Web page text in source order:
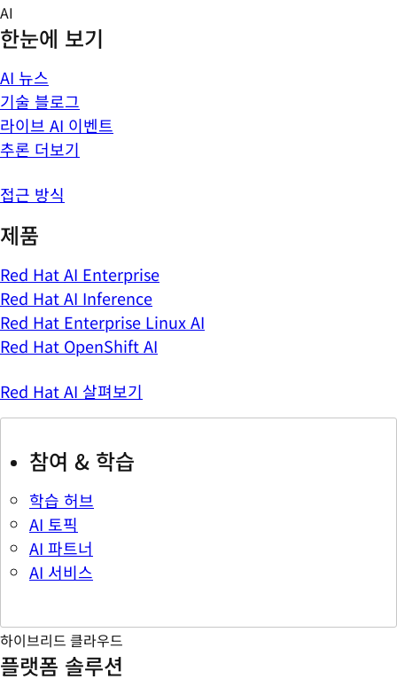
Skip
to
content
AI
한눈에 보기
AI 뉴스
기술 블로그
라이브 AI 이벤트
추론 더보기
접근 방식
제품
Red Hat AI Enterprise
Red Hat AI Inference
Red Hat Enterprise Linux AI
Red Hat OpenShift AI
Red Hat AI 살펴보기
참여 & 학습
학습 허브
AI 토픽
AI 파트너
AI 서비스
하이브리드 클라우드
플랫폼 솔루션